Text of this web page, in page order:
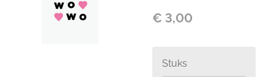
€ 3,00
Stuks